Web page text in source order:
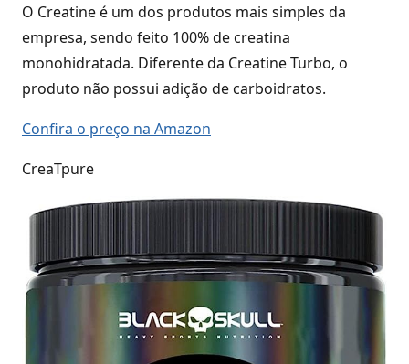
O Creatine é um dos produtos mais simples da
empresa, sendo feito 100% de creatina
monohidratada. Diferente da Creatine Turbo, o
produto não possui adição de carboidratos.
Confira o preço na Amazon
CreaTpure